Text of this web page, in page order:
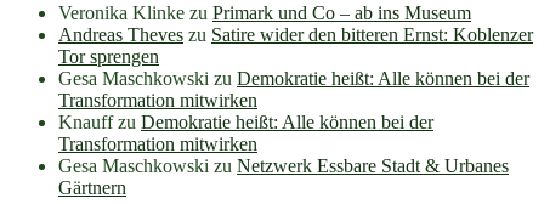
Veronika Klinke zu Primark und Co – ab ins Museum
Andreas Theves zu Satire wider den bitteren Ernst: Koblenzer
Tor sprengen
Gesa Maschkowski zu Demokratie heißt: Alle können bei der
Transformation mitwirken
Knauffzu Demokratie heißt: Alle können bei der
Transformation mitwirken
Gesa Maschkowski zu Netzwerk Essbare Stadt & Urbanes
Gärtnern